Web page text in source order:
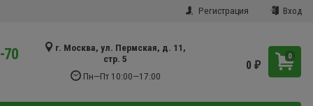
Регистрация Вход
70
г. Москва, ул. Пермская, д. 11,
стр. 5
Пн—Пт 10:00—17:00
0
0₽